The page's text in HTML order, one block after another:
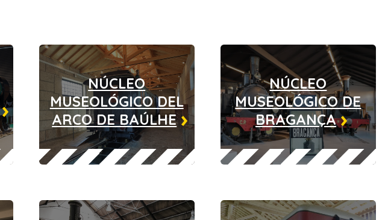
NÚCLEO
MUSEOLÓGICO DEL
ARCO DE BAÚLHE
NÚCLEO
MUSEOLÓGICO DE
BRAGANÇA